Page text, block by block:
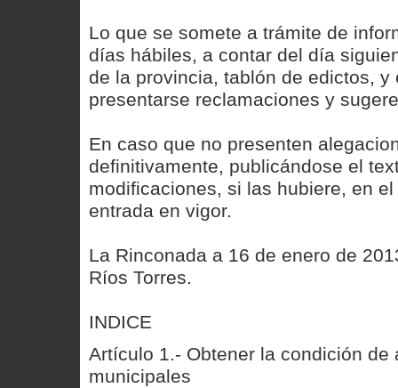
Lo que se somete a trámite de
días hábiles, a contar del día
de la provincia, tablón de edictos,
presentarse reclamaciones y
En caso que no presenten
definitivamente, publicándose el
modificaciones, si las hubiere, en
entrada en vigor.
La Rinconada a 16 de enero de
Ríos Torres.
INDICE
Artículo 1.- Obtener la condición
municipales